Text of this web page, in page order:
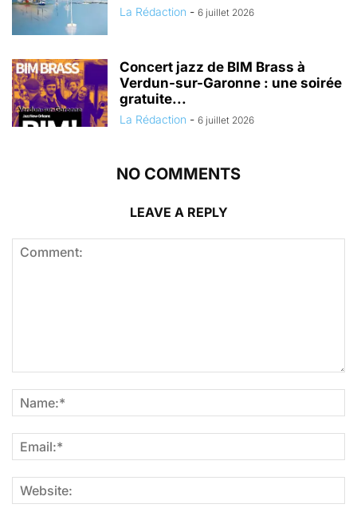
La Rédaction - 6 juillet 2026
Concert jazz de BIM Brass à
Verdun-sur-Garonne : une soirée
gratuite...
La Rédaction - 6 juillet 2026
NO COMMENTS
LEAVE A REPLY